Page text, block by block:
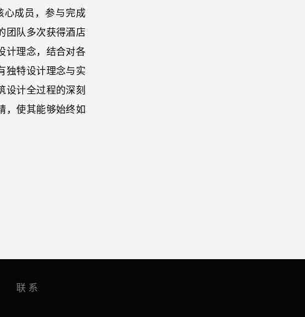
心成员，参与完成
团队多次获得酒店
计理念，结合对各
独特设计理念与实
设计全过程的深刻
，使其能够始终如
联系